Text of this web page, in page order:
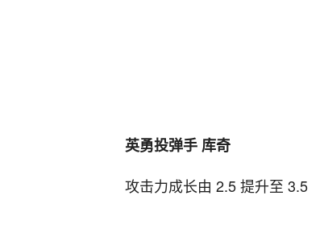
英勇投弹手 库奇
攻击力成长由 2.5 提升至 3.5